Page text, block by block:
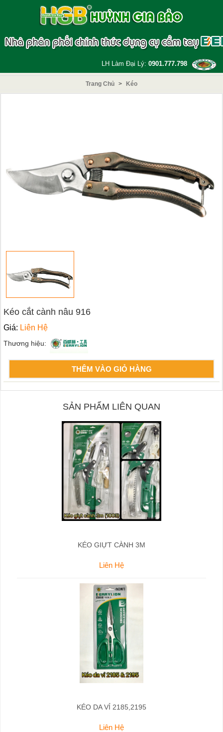
LH Làm Đại Lý: 0901.777.798
Trang Chủ > Kéo
Kéo cắt cành nâu 916
Giá: Liên Hệ
Thương hiệu:
THÊM VÀO GIỎ HÀNG
SẢN PHẨM LIÊN QUAN
KÉO GIỰT CÀNH 3M
Liên Hệ
KÉO DA VỈ 2185,2195
Liên Hệ